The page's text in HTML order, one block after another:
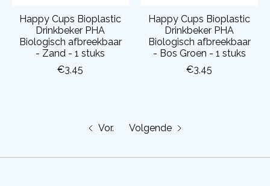
Happy Cups Bioplastic
Drinkbeker PHA
Biologisch afbreekbaar
- Zand - 1 stuks
€3,45
Happy Cups Bioplastic
Drinkbeker PHA
Biologisch afbreekbaar
- Bos Groen - 1 stuks
€3,45
Vor. Volgende